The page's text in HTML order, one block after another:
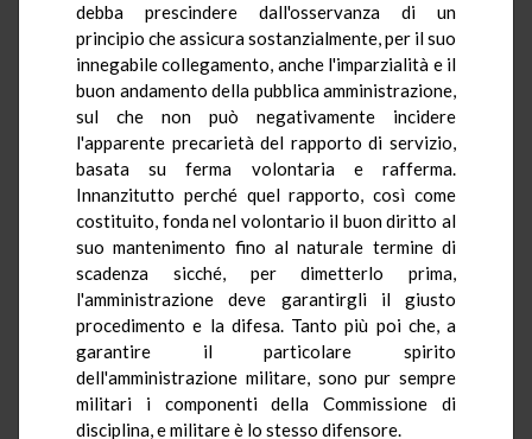
debba prescindere dall'osservanza di un
principio che assicura sostanzialmente, per il suo
innegabile collegamento, anche l'imparzialità e il
buon andamento della pubblica amministrazione,
sul che non può negativamente incidere
l'apparente precarietà del rapporto di servizio,
basata su ferma volontaria e rafferma.
Innanzitutto perché quel rapporto, così come
costituito, fonda nel volontario il buon diritto al
suo mantenimento fino al naturale termine di
scadenza sicché, per dimetterlo prima,
l'amministrazione deve garantirgli il giusto
procedimento e la difesa. Tanto più poi che, a
garantire il particolare spirito
dell'amministrazione militare, sono pur sempre
militari i componenti della Commissione di
disciplina, e militare è lo stesso difensore.